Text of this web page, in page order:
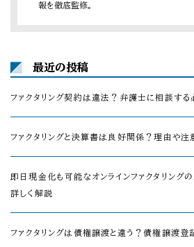
報を徹底監修。
最近の投稿
ファクタリング契約は違法？弁護士に相談する
ファクタリングと決算書は良好関係？理由や注
即日現金化も可能なオンラインファクタリングの
詳しく解説
ファクタリングは債権譲渡と違う？債権譲渡登